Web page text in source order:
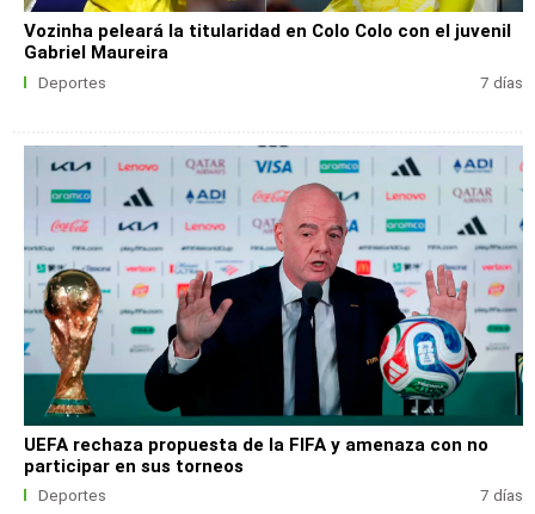
Vozinha peleará la titularidad en Colo Colo con el juvenil
Gabriel Maureira
Deportes 7 días
UEFA rechaza propuesta de la FIFA y amenaza con no
participar en sus torneos
Deportes 7 días